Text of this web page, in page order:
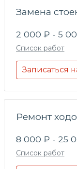
Замена
2 000 ₽ - 5
Список работ
Записаться
Ремонт
8 000 ₽ - 25
Список работ